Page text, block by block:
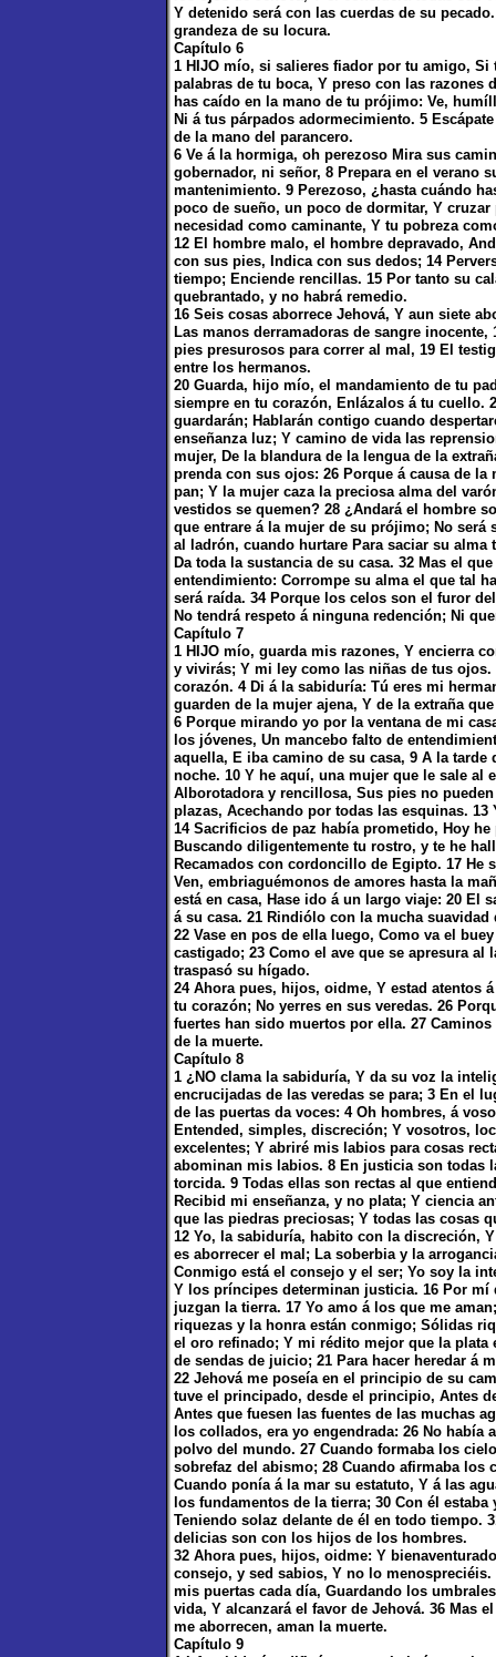
Y detenido será con las cuerdas de su
grandeza de su locura.
Capítulo 6
1 HIJO mío, si salieres fiador por tu amigo,
palabras de tu boca, Y preso con las razones
has caído en la mano de tu prójimo: Ve,
Ni á tus párpados adormecimiento. 5
de la mano del parancero.
6 Ve á la hormiga, oh perezoso Mira sus
gobernador, ni señor, 8 Prepara en el verano
mantenimiento. 9 Perezoso, ¿hasta cuándo
poco de sueño, un poco de dormitar, Y
necesidad como caminante, Y tu pobreza
12 El hombre malo, el hombre depravado,
con sus pies, Indica con sus dedos; 14
tiempo; Enciende rencillas. 15 Por tanto su
quebrantado, y no habrá remedio.
16 Seis cosas aborrece Jehová, Y aun siete
Las manos derramadoras de sangre
pies presurosos para correr al mal, 19 El
entre los hermanos.
20 Guarda, hijo mío, el mandamiento de tu
siempre en tu corazón, Enlázalos á tu cuello.
guardarán; Hablarán contigo cuando
enseñanza luz; Y camino de vida las
mujer, De la blandura de la lengua de la
prenda con sus ojos: 26 Porque á causa de
pan; Y la mujer caza la preciosa alma del
vestidos se quemen? 28 ¿Andará el hombre
que entrare á la mujer de su prójimo; No será
al ladrón, cuando hurtare Para saciar su alma
Da toda la sustancia de su casa. 32 Mas el
entendimiento: Corrompe su alma el que tal
será raída. 34 Porque los celos son el furor
No tendrá respeto á ninguna redención; Ni
Capítulo 7
1 HIJO mío, guarda mis razones, Y encierra
y vivirás; Y mi ley como las niñas de tus
corazón. 4 Di á la sabiduría: Tú eres mi
guarden de la mujer ajena, Y de la extraña
6 Porque mirando yo por la ventana de mi
los jóvenes, Un mancebo falto de
aquella, E iba camino de su casa, 9 A la
noche. 10 Y he aquí, una mujer que le sale al
Alborotadora y rencillosa, Sus pies no
plazas, Acechando por todas las esquinas.
14 Sacrificios de paz había prometido, Hoy
Buscando diligentemente tu rostro, y te he
Recamados con cordoncillo de Egipto. 17 He
Ven, embriaguémonos de amores hasta la
está en casa, Hase ido á un largo viaje: 20 El
á su casa. 21 Rindiólo con la mucha
22 Vase en pos de ella luego, Como va el
castigado; 23 Como el ave que se apresura al
traspasó su hígado.
24 Ahora pues, hijos, oidme, Y estad atentos
tu corazón; No yerres en sus veredas. 26
fuertes han sido muertos por ella. 27
de la muerte.
Capítulo 8
1 ¿NO clama la sabiduría, Y da su voz la
encrucijadas de las veredas se para; 3 En el
de las puertas da voces: 4 Oh hombres, á
Entended, simples, discreción; Y vosotros,
excelentes; Y abriré mis labios para cosas
abominan mis labios. 8 En justicia son todas
torcida. 9 Todas ellas son rectas al que
Recibid mi enseñanza, y no plata; Y ciencia
que las piedras preciosas; Y todas las cosas
12 Yo, la sabiduría, habito con la discreción,
es aborrecer el mal; La soberbia y la
Conmigo está el consejo y el ser; Yo soy la
Y los príncipes determinan justicia. 16 Por
juzgan la tierra. 17 Yo amo á los que me
riquezas y la honra están conmigo; Sólidas
el oro refinado; Y mi rédito mejor que la plata
de sendas de juicio; 21 Para hacer heredar á
22 Jehová me poseía en el principio de su
tuve el principado, desde el principio, Antes
Antes que fuesen las fuentes de las muchas
los collados, era yo engendrada: 26 No
polvo del mundo. 27 Cuando formaba los
sobrefaz del abismo; 28 Cuando afirmaba los
Cuando ponía á la mar su estatuto, Y á las
los fundamentos de la tierra; 30 Con él
Teniendo solaz delante de él en todo tiempo.
delicias son con los hijos de los hombres.
32 Ahora pues, hijos, oidme: Y
consejo, y sed sabios, Y no lo
mis puertas cada día, Guardando los
vida, Y alcanzará el favor de Jehová. 36 Mas
me aborrecen, aman la muerte.
Capítulo 9